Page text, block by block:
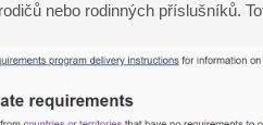
nebo rodinných příslušníků.